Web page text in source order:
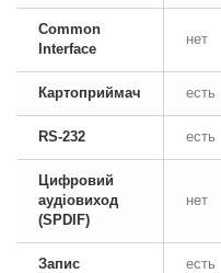
Common
Interface
нет
Картоприймач есть
RS-232 есть
Цифровий
аудіовиход
(SPDIF)
нет
Запис есть